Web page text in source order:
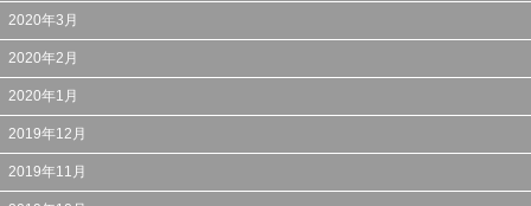
2020年3月
2020年2月
2020年1月
2019年12月
2019年11月